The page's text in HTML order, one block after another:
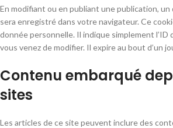
En modifiant ou en publiant une publication,
sera enregistré dans votre navigateur. Ce
donnée personnelle. Il indique simplement l’ID
vous venez de modifier. Il expire au bout d’un
Contenu embarqué
sites
Les articles de ce site peuvent inclure des